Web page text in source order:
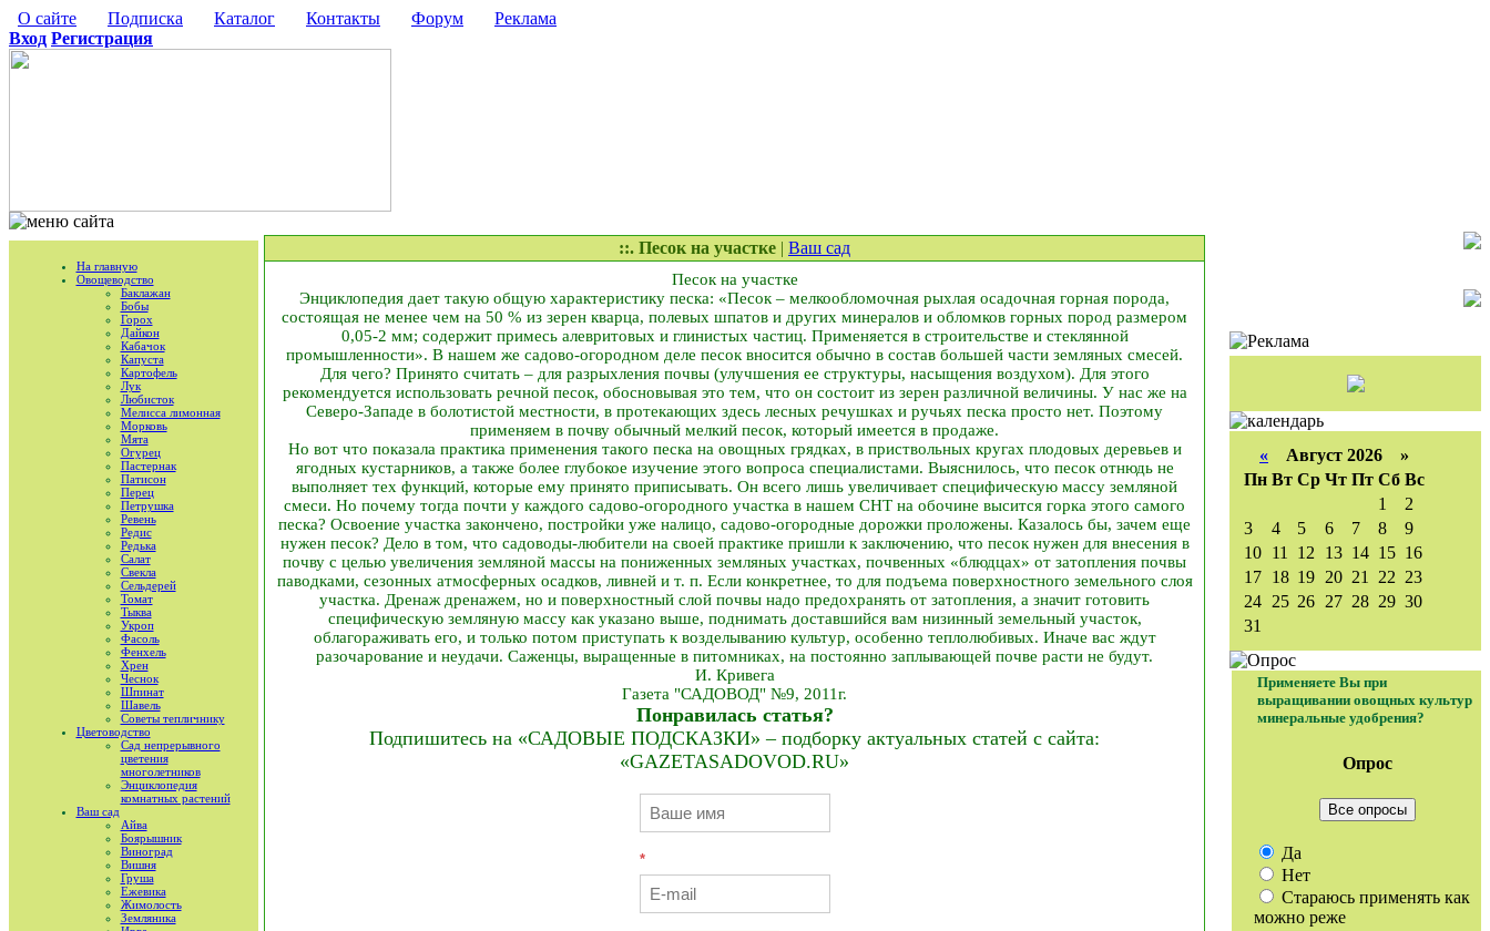
О сайте Подписка Каталог Контакты Форум
Реклама
Вход Регистрация
На главную
Овощеводство
Баклажан
Бобы
Горох
Дайкон
Кабачок
Капуста
Картофель
Лук
Любисток
Мелисса лимонная
Морковь
Мята
Огурец
Пастернак
Патисон
Перец
Петрушка
Ревень
Редис
Редька
Салат
Свекла
Сельдерей
Томат
Тыква
Укроп
Фасоль
Фенхель
Хрен
Чеснок
Шпинат
Шавель
Советы тепличнику
Цветоводство
Сад непрерывного
цветения
многолетников
Энциклопедия
комнатных растений
Ваш сад
Айва
Боярышник
Виноград
Вишня
Груша
Ежевика
Жимолость
Земляника
::. Песок на участке | Ваш сад
Песок на участке
Энциклопедия дает такую общую характеристику песка: «Песок – мелкообломочная рыхлая осадочная горная порода,
состоящая не менее чем на 50 % из зерен кварца, полевых шпатов и других минералов и обломков горных пород размером
0,05-2 мм; содержит примесь алевритовых и глинистых частиц. Применяется в строительстве и стеклянной
промышленности». В нашем же садово-огородном деле песок вносится обычно в состав большей части земляных смесей.
Для чего? Принято считать – для разрыхления почвы (улучшения ее структуры, насыщения воздухом). Для этого
рекомендуется использовать речной песок, обосновывая это тем, что он состоит из зерен различной величины. У нас же на
Северо-Западе в болотистой местности, в протекающих здесь лесных речушках и ручьях песка просто нет. Поэтому
применяем в почву обычный мелкий песок, который имеется в продаже.
Но вот что показала практика применения такого песка на овощных грядках, в приствольных кругах плодовых деревьев и
ягодных кустарников, а также более глубокое изучение этого вопроса специалистами. Выяснилось, что песок отнюдь не
выполняет тех функций, которые ему принято приписывать. Он всего лишь увеличивает специфическую массу земляной
смеси. Но почему тогда почти у каждого садово-огородного участка в нашем СНТ на обочине высится горка этого самого
песка? Освоение участка закончено, постройки уже налицо, садово-огородные дорожки проложены. Казалось бы, зачем еще
нужен песок? Дело в том, что садоводы-любители на своей практике пришли к заключению, что песок нужен для внесения в
почву с целью увеличения земляной массы на пониженных земляных участках, почвенных «блюдцах» от затопления почвы
паводками, сезонных атмосферных осадков, ливней и т. п. Если конкретнее, то для подъема поверхностного земельного слоя
участка. Дренаж дренажем, но и поверхностный слой почвы надо предохранять от затопления, а значит готовить
специфическую земляную массу как указано выше, поднимать доставшийся вам низинный земельный участок,
облагораживать его, и только потом приступать к возделыванию культур, особенно теплолюбивых. Иначе вас ждут
разочарование и неудачи. Саженцы, выращенные в питомниках, на постоянно заплывающей почве расти не будут.
И. Кривега
Газета "САДОВОД" №9, 2011г.
Понравилась статья?
Подпишитесь на «САДОВЫЕ ПОДСКАЗКИ» – подборку актуальных статей с сайта:
«GAZETASADOVOD.RU»
*
« Август 2026 »
Пн Вт Ср Чт Пт Сб Вс
1
2
3
4 5 6 7 8
9
10 11 12 13 14 15 16
17 18 19 20 21 22 23
24 25 26 27 28 29 30
31
Применяете Вы при
выращивании овощных культур
минеральные удобрения?
Опрос
Все опросы
Да
Нет
Стараюсь применять как
можно реже